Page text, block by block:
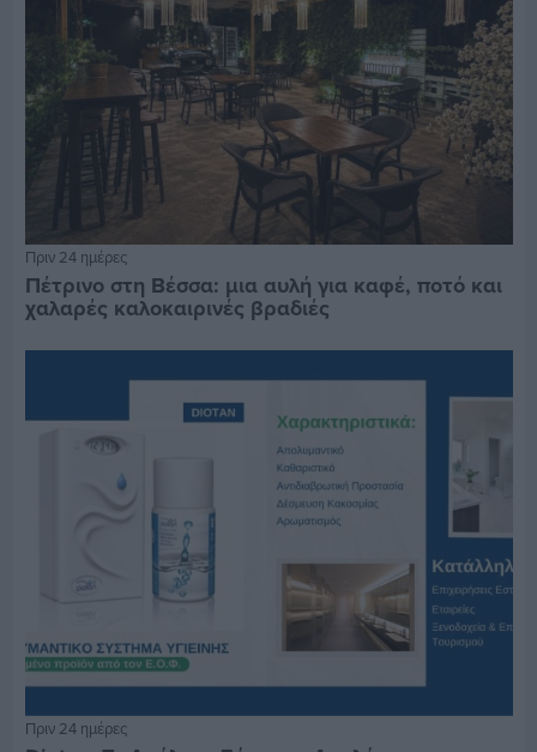
Πριν 24 ημέρες
Πέτρινο στη Βέσσα: μια αυλή για καφέ, ποτό και
χαλαρές καλοκαιρινές βραδιές
Πριν 24 ημέρες